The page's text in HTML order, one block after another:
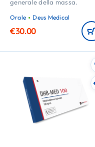
generale della massa.
Orale Deus Medical
€30.00